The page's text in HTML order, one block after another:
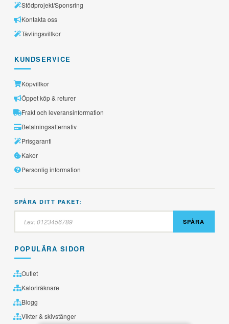
Stödprojekt/Sponsring
Kontakta oss
Tävlingsvillkor
KUNDSERVICE
Köpvillkor
Öppet köp & returer
Frakt och leveransinformation
Betalningsalternativ
Prisgaranti
Kakor
Personlig information
SPÅRA DITT PAKET:
SPÅRA
POPULÄRA SIDOR
Outlet
Kaloriräknare
Blogg
Vikter & skivstänger